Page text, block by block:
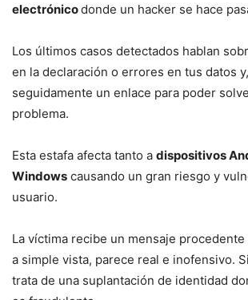
electrónicodonde un hacker se hace
Los últimos casos detectados hablan
en la declaración o errores en tus datos
seguidamente un enlace para poder
problema.
Esta estafa afecta tanto a dispositivos
Windows causando un gran riesgo y
usuario.
La víctima recibe un mensaje procedente
a simple vista, parece real e inofensivo.
trata de una suplantación de identidad